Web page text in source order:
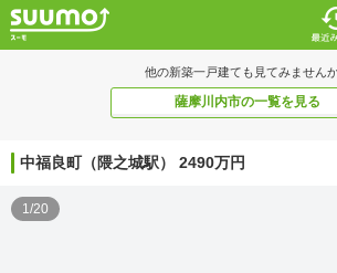
他の新築一戸建ても見てみません
薩摩川内市の一覧を見る
中福良町（隈之城駅） 2490万円
1/20